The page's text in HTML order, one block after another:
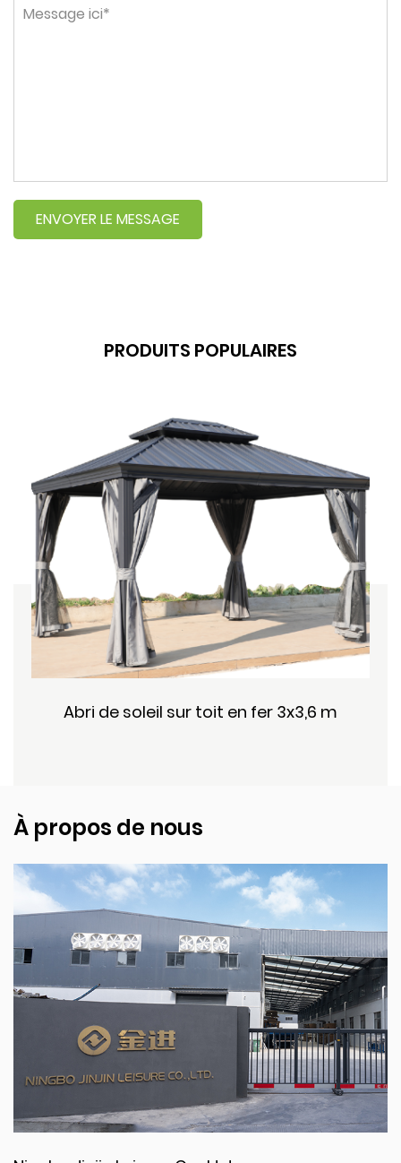
PRODUITS POPULAIRES
Abri de soleil sur toit en fer 3x3,6 m
À propos de nous